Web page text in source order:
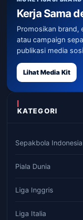
Kerja Sama
Promosikan brand,
atau campaign
publikasi media
Lihat Media Kit
KATEGORI
Sepakbola Indonesia
Piala Dunia
Liga Inggris
Liga Italia